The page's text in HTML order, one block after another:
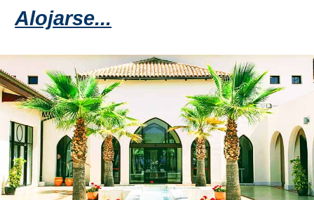
➜
Buscar
Hoteles
via
Booking.com
Villas y
Cortijos
Vrbo.com
Vuelos
Baratos
via
Visitas
Guiadas
via
Alojarse...